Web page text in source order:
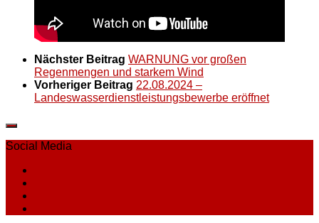
Nächster Beitrag WARNUNG vor großen
Regenmengen und starkem Wind
Vorheriger Beitrag 22.08.2024 –
Landeswasserdienstleistungsbewerbe eröffnet
Social Media